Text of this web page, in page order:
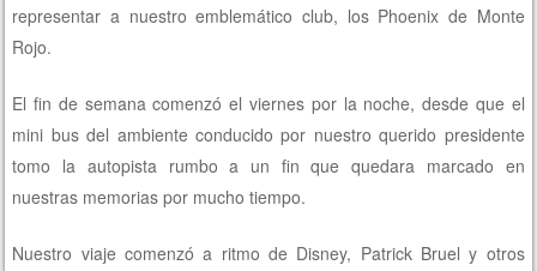
representar a nuestro emblemático club, los Phoenix de Monte
Rojo.
El fin de semana comenzó el viernes por la noche, desde que el
mini bus del ambiente conducido por nuestro querido presidente
tomo la autopista rumbo a un fin que quedara marcado en
nuestras memorias por mucho tiempo.
Nuestro viaje comenzó a ritmo de Disney, Patrick Bruel y otros